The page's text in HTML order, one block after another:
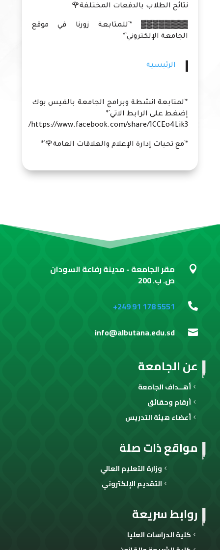
نتائج الطلاب بالدفعات المختلفة🌹
▓▓▓▓▓▓▓▓ *`للمتابعة زورنا في موقع
الجامعة الإلكتروني`*
الرئيسية
*`لمتابعة انشطة وبرامج الجامعة بالفيس بوك
إضغط على الرابط الاتي`*
https://www.facebook.com/share/1CCEo4Lik3/
*`مع تحيات إدارة الإعلام والعلاقات العامة🌹`*
روابط سريعة
كلية الدراسات العليا
مواقع ذات صلة
وزارة التعليم العالي
التقديم الإلكتروني
عن الجامعة
أهــداف الجامعة
أرقام وحقائق
أعضاء هيئة التدريس
 مقر الجامعة - مدينة رفاعة السودان
ص. ب. 200

+249 91 178 5551

info@albutana.edu.sd